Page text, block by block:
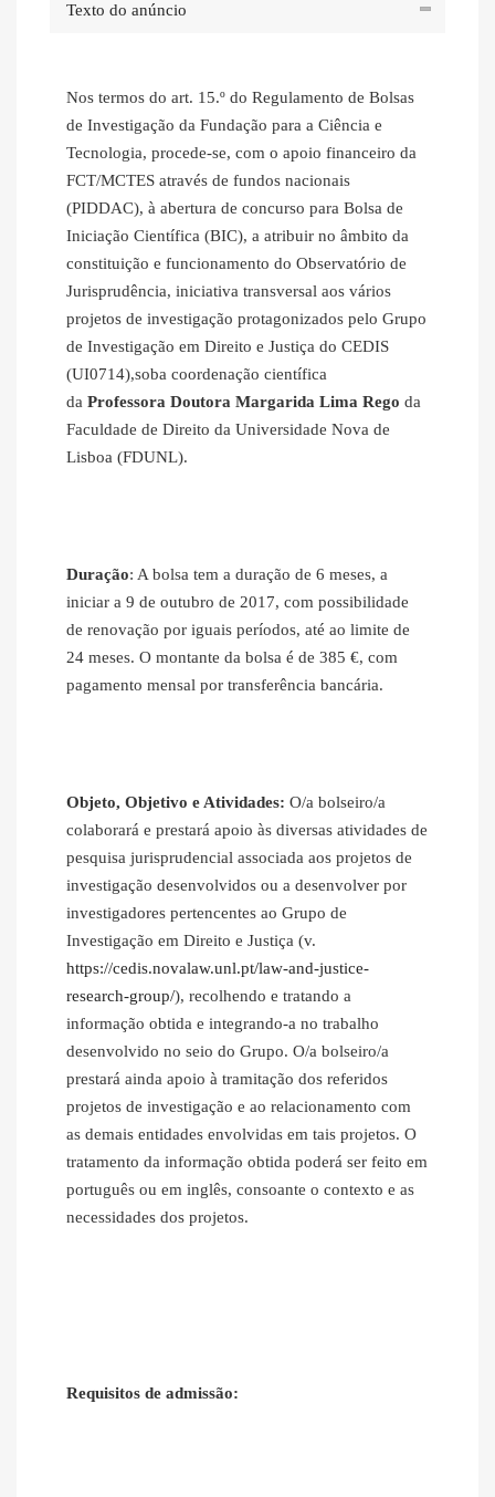
Texto do anúncio
Nos termos do art. 15.º do Regulamento de Bolsas
de Investigação da Fundação para a Ciência e
Tecnologia, procede-se, com o apoio financeiro da
FCT/MCTES através de fundos nacionais
(PIDDAC), à abertura de concurso para Bolsa de
Iniciação Científica (BIC), a atribuir no âmbito da
constituição e funcionamento do Observatório de
Jurisprudência, iniciativa transversal aos vários
projetos de investigação protagonizados pelo Grupo
de Investigação em Direito e Justiça do CEDIS
(UI0714),soba coordenação científica
da Professora Doutora Margarida Lima Rego da
Faculdade de Direito da Universidade Nova de
Lisboa (FDUNL).
Duração: A bolsa tem a duração de 6 meses, a
iniciar a 9 de outubro de 2017, com possibilidade
de renovação por iguais períodos, até ao limite de
24 meses. O montante da bolsa é de 385 €, com
pagamento mensal por transferência bancária.
Objeto, Objetivo e Atividades: O/a bolseiro/a
colaborará e prestará apoio às diversas atividades de
pesquisa jurisprudencial associada aos projetos de
investigação desenvolvidos ou a desenvolver por
investigadores pertencentes ao Grupo de
Investigação em Direito e Justiça (v.
https://cedis.novalaw.unl.pt/law-and-justice-
research-group/), recolhendo e tratando a
informação obtida e integrando-a no trabalho
desenvolvido no seio do Grupo. O/a bolseiro/a
prestará ainda apoio à tramitação dos referidos
projetos de investigação e ao relacionamento com
as demais entidades envolvidas em tais projetos. O
tratamento da informação obtida poderá ser feito em
português ou em inglês, consoante o contexto e as
necessidades dos projetos.
Requisitos de admissão: